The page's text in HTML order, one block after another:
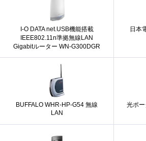
I-O DATA net.USB機能搭載
IEEE802.11n準拠無線LAN
Gigabitルーター WN-G300DGR
日本
BUFFALO WHR-HP-G54 無線
LAN
光ポ